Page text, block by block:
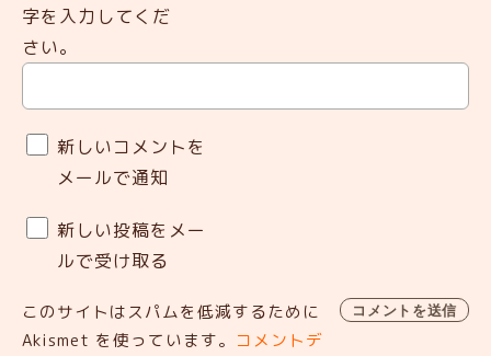
字を入力してくだ
さい。
新しいコメントを
メールで通知
新しい投稿をメー
ルで受け取る
このサイトはスパムを低減するために
Akismet を使っています。 コメントデ